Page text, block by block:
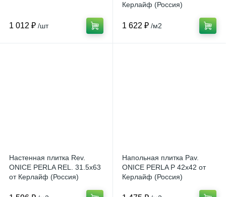
1 012 ₽ /шт
Керлайф (Россия)
1 622 ₽ /м2
Настенная плитка Rev.
ONICE PERLA REL. 31.5x63
от Керлайф (Россия)
Напольная плитка Pav.
ONICE PERLA P 42x42 от
Керлайф (Россия)